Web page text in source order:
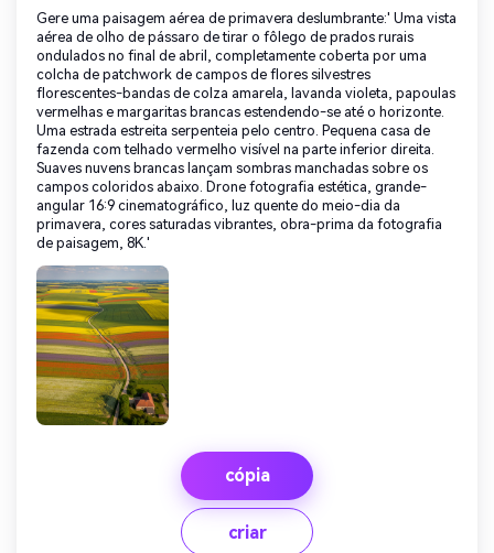
Gere uma paisagem aérea de primavera deslumbrante:' Uma vista
aérea de olho de pássaro de tirar o fôlego de prados rurais
ondulados no final de abril, completamente coberta por uma
colcha de patchwork de campos de flores silvestres
florescentes-bandas de colza amarela, lavanda violeta, papoulas
vermelhas e margaritas brancas estendendo-se até o horizonte.
Uma estrada estreita serpenteia pelo centro. Pequena casa de
fazenda com telhado vermelho visível na parte inferior direita.
Suaves nuvens brancas lançam sombras manchadas sobre os
campos coloridos abaixo. Drone fotografia estética, grande-
angular 16:9 cinematográfico, luz quente do meio-dia da
primavera, cores saturadas vibrantes, obra-prima da fotografia
de paisagem, 8K.'
cópia
criar